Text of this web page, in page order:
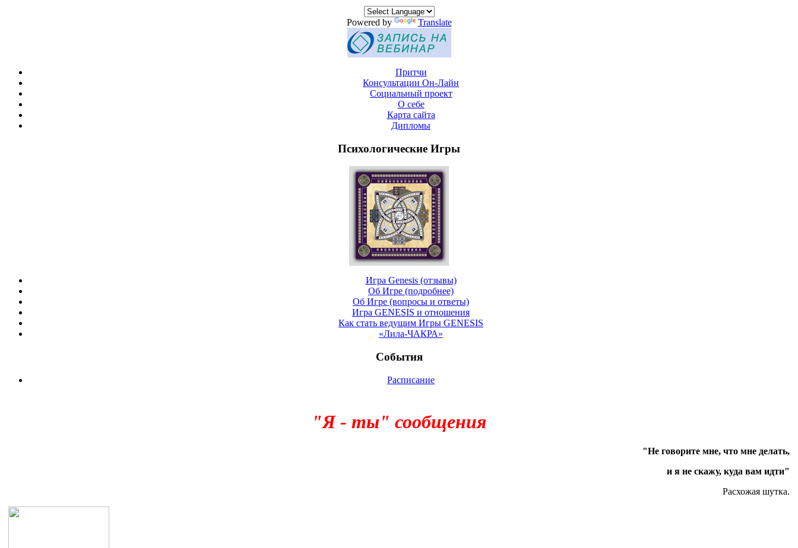
Powered by Translate
Притчи
Консультации Он-Лайн
Социальный проект
О себе
Карта сайта
Дипломы
Психологические Игры
Игра Genesis (отзывы)
Об Игре (подробнее)
Об Игре (вопросы и ответы)
Игра GENESIS и отношения
Как стать ведущим Игры GENESIS
«Лила-ЧАКРА»
События
Расписание
"Я - ты" сообщения
"Не говорите мне, что мне делать,
и я не скажу, куда вам идти"
Расхожая шутка.